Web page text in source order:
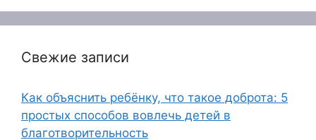
Свежие записи
Как объяснить ребёнку, что такое доброта: 5
простых способов вовлечь детей в
благотворительность